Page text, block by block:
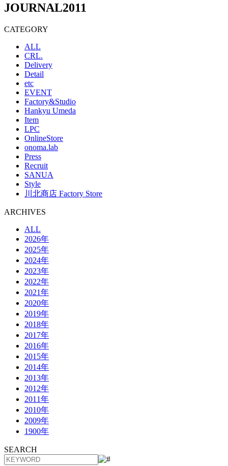
JOURNAL2011
CATEGORY
ALL
CRL.
Delivery
Detail
etc
EVENT
Factory&Studio
Hankyu Umeda
Item
LPC
OnlineStore
onoma.lab
Press
Recruit
SANUA
Style
川北商店 Factory Store
ARCHIVES
ALL
2026年
2025年
2024年
2023年
2022年
2021年
2020年
2019年
2018年
2017年
2016年
2015年
2014年
2013年
2012年
2011年
2010年
2009年
1900年
SEARCH